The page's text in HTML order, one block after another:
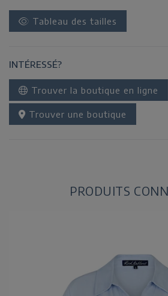
Tableau des tailles
INTÉRESSÉ?
Trouver la boutique en ligne
Trouver une boutique
PRODUITS